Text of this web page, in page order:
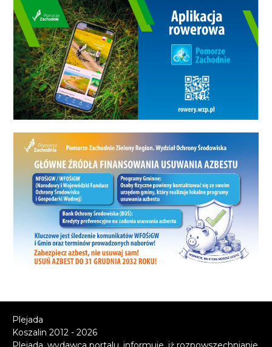
Plejada
Koszalin 2012 - 2026